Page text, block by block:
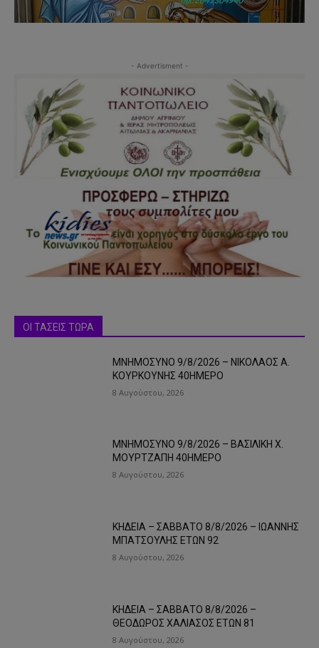
- Advertisment -
ΟΙ ΤΑΣΕΙΣ ΤΩΡΑ
ΜΝΗΜΟΣΥΝΟ 9/8/2026 – ΝΙΚΟΛΑΟΣ Α.
ΚΟΥΡΚΟΥΝΗΣ 40ΗΜΕΡΟ
8 Αυγούστου, 2026
ΜΝΗΜΟΣΥΝΟ 9/8/2026 – ΒΑΣΙΛΙΚΗ Χ.
ΜΟΥΡΤΖΑΠΗ 40ΗΜΕΡΟ
8 Αυγούστου, 2026
ΚΗΔΕΙΑ – ΣΑΒΒΑΤΟ 8/8/2026 – ΙΩΑΝΝΗΣ
ΜΠΑΤΣΟΥΛΗΣ ΕΤΩΝ 92
8 Αυγούστου, 2026
ΚΗΔΕΙΑ – ΣΑΒΒΑΤΟ 8/8/2026 –
ΘΕΟΔΩΡΟΣ ΧΑΛΙΑΣΟΣ ΕΤΩΝ 81
8 Αυγούστου, 2026